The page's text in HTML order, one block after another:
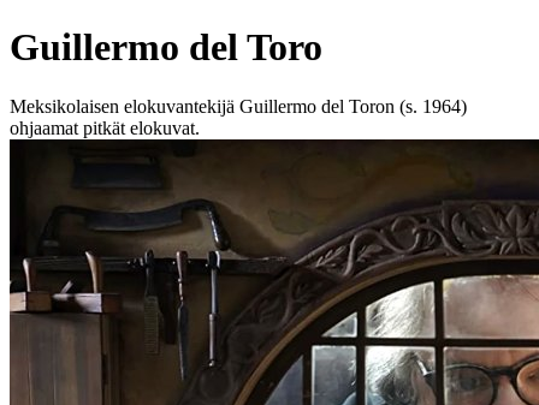
Guillermo del Toro
Meksikolaisen elokuvantekijä Guillermo del Toron (s. 1964)
ohjaamat pitkät elokuvat.